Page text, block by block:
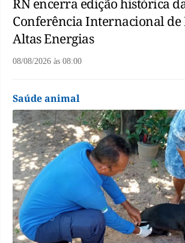
RN encerra edição histórica
Conferência Internacional de
Altas Energias
08/08/2026 às 08:00
Saúde animal